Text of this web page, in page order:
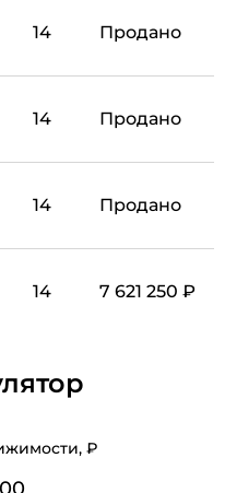
14 Продано
14 Продано
14 Продано
14 7 621 250 ₽
₽